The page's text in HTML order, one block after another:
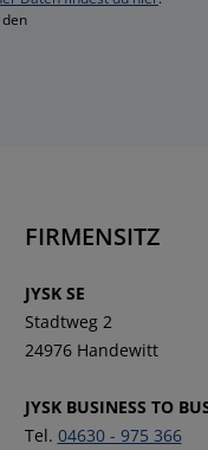
FIRMENSITZ
JYSK SE
Stadtweg 2
24976 Handewitt
JYSK BUSINESS TO
Tel. 04630 - 975 366